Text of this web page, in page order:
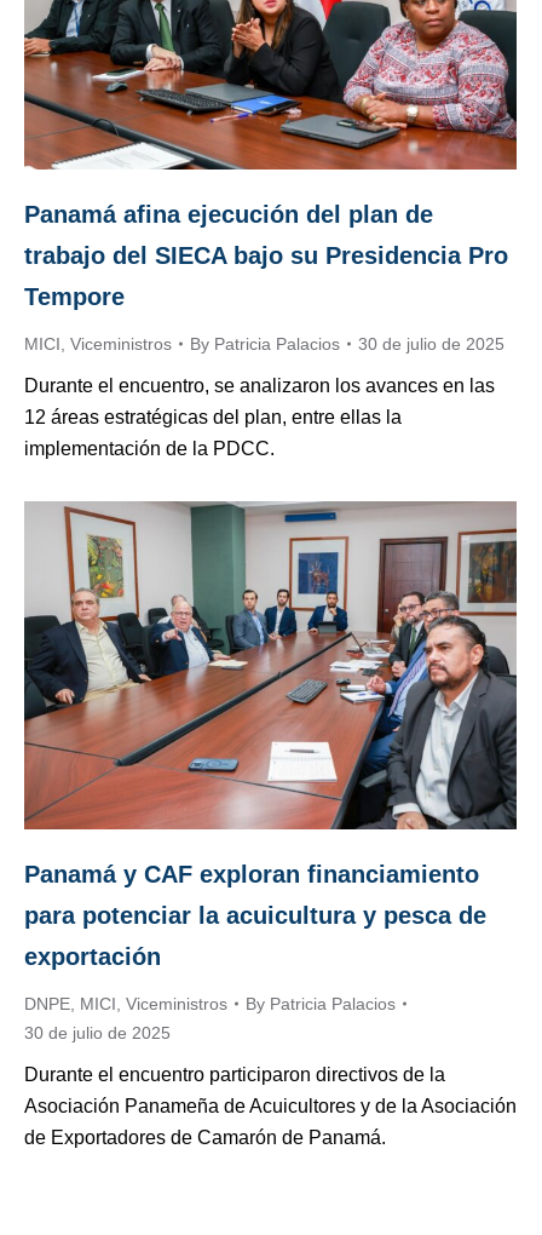
Panamá afina ejecución del plan de
trabajo del SIECA bajo su Presidencia Pro
Tempore
MICI Viceministros By Patricia Palacios 30 de julio de 2025
Durante el encuentro, se analizaron los avances en las
12 áreas estratégicas del plan, entre ellas la
implementación de la PDCC.
Panamá y CAF exploran financiamiento
para potenciar la acuicultura y pesca de
exportación
DNPE MICI Viceministros By Patricia Palacios
30 de julio de 2025
Durante el encuentro participaron directivos de la
Asociación Panameña de Acuicultores y de la Asociación
de Exportadores de Camarón de Panamá.